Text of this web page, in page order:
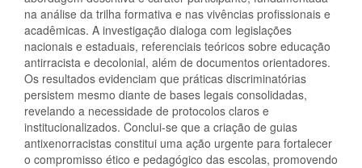
na análise da trilha formativa e nas vivências profissionais e
acadêmicas. A investigação dialoga com legislações
nacionais e estaduais, referenciais teóricos sobre educação
antirracista e decolonial, além de documentos orientadores.
Os resultados evidenciam que práticas discriminatórias
persistem mesmo diante de bases legais consolidadas,
revelando a necessidade de protocolos claros e
institucionalizados. Conclui-se que a criação de guias
antixenorracistas constitui uma ação urgente para fortalecer
o compromisso ético e pedagógico das escolas, promovendo